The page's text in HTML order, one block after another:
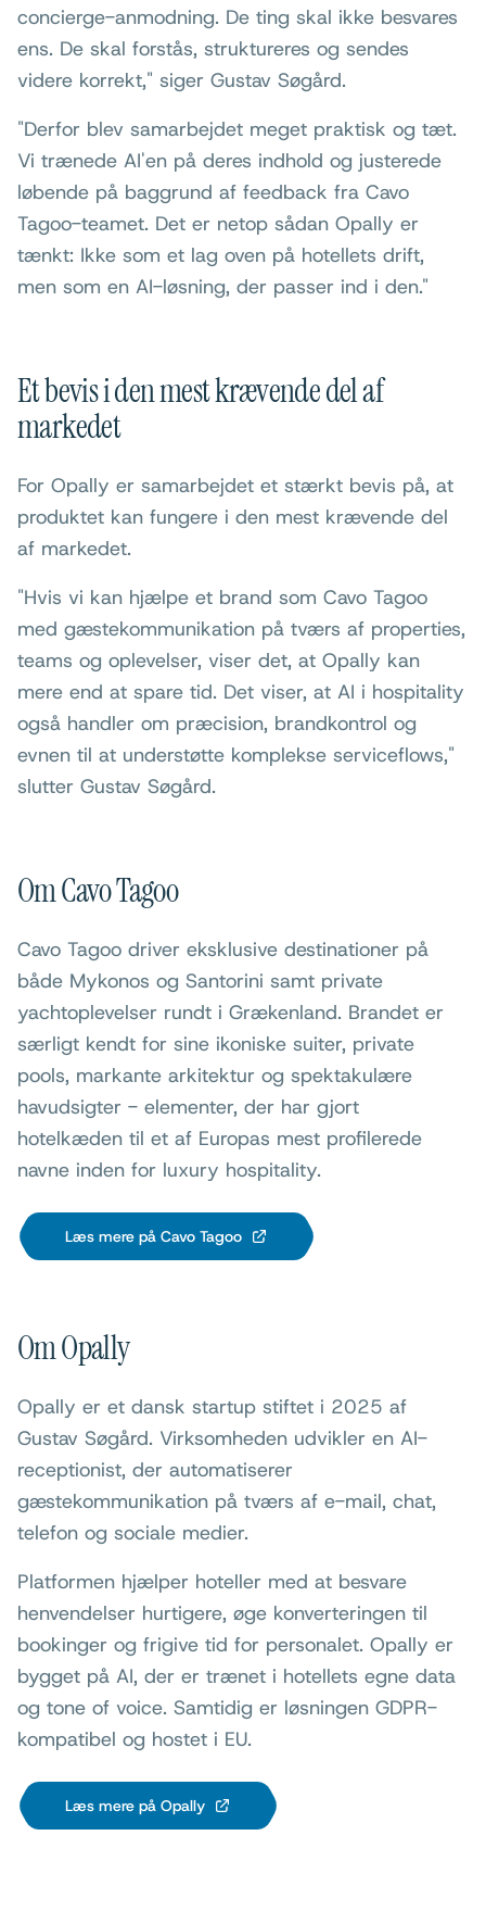
concierge-anmodning. De ting skal ikke besvares
ens. De skal forstås, struktureres og sendes
videre korrekt," siger Gustav Søgård.
"Derfor blev samarbejdet meget praktisk og tæt.
Vi trænede AI'en på deres indhold og justerede
løbende på baggrund af feedback fra Cavo
Tagoo-teamet. Det er netop sådan Opally er
tænkt: Ikke som et lag oven på hotellets drift,
men som en AI-løsning, der passer ind i den."
Et bevis i den mest krævende del af
markedet
For Opally er samarbejdet et stærkt bevis på, at
produktet kan fungere i den mest krævende del
af markedet.
"Hvis vi kan hjælpe et brand som Cavo Tagoo
med gæstekommunikation på tværs af properties,
teams og oplevelser, viser det, at Opally kan
mere end at spare tid. Det viser, at AI i hospitality
også handler om præcision, brandkontrol og
evnen til at understøtte komplekse serviceflows,"
slutter Gustav Søgård.
Om Cavo Tagoo
Cavo Tagoo driver eksklusive destinationer på
både Mykonos og Santorini samt private
yachtoplevelser rundt i Grækenland. Brandet er
særligt kendt for sine ikoniske suiter, private
pools, markante arkitektur og spektakulære
havudsigter - elementer, der har gjort
hotelkæden til et af Europas mest profilerede
navne inden for luxury hospitality.
Læs mere på Cavo Tagoo
Om Opally
Opally er et dansk startup stiftet i 2025 af
Gustav Søgård. Virksomheden udvikler en AI-
receptionist, der automatiserer
gæstekommunikation på tværs af e-mail, chat,
telefon og sociale medier.
Platformen hjælper hoteller med at besvare
henvendelser hurtigere, øge konverteringen til
bookinger og frigive tid for personalet. Opally er
bygget på AI, der er trænet i hotellets egne data
og tone of voice. Samtidig er løsningen GDPR-
kompatibel og hostet i EU.
Læs mere på Opally